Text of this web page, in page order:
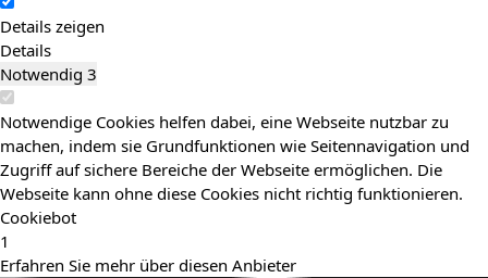
Details zeigen
Details
Notwendig 3
Notwendige Cookies helfen dabei, eine Webseite nutzbar zu
machen, indem sie Grundfunktionen wie Seitennavigation und
Zugriff auf sichere Bereiche der Webseite ermöglichen. Die
Webseite kann ohne diese Cookies nicht richtig funktionieren.
Cookiebot
1
Erfahren Sie mehr über diesen Anbieter